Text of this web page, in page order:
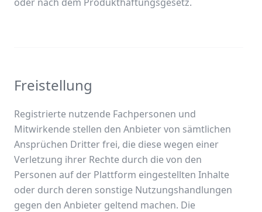
Freistellung
Registrierte nutzende Fachpersonen und
Mitwirkende stellen den Anbieter von sämtlichen
Ansprüchen Dritter frei, die diese wegen einer
Verletzung ihrer Rechte durch die von den
Personen auf der Plattform eingestellten Inhalte
oder durch deren sonstige Nutzungshandlungen
gegen den Anbieter geltend machen. Die